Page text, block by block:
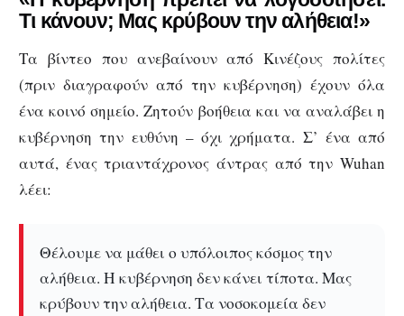
Τι κάνουν; Μας κρύβουν την αλήθεια!»
Τα βίντεο που ανεβαίνουν από Κινέζους πολίτες
(πριν διαγραφούν από την κυβέρνηση) έχουν όλα
ένα κοινό σημείο. Ζητούν βοήθεια και να αναλάβει η
κυβέρνηση την ευθύνη – όχι χρήματα. Σ’ ένα από
αυτά, ένας τριαντάχρονος άντρας από την Wuhan
λέει:
Θέλουμε να μάθει ο υπόλοιπος κόσμος την
αλήθεια. Η κυβέρνηση δεν κάνει τίποτα. Μας
κρύβουν την αλήθεια. Τα νοσοκομεία δεν